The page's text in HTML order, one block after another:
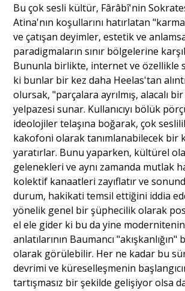
Bu çok sesli kültür, Fârâbî'nin
Atina'nın koşullarını hatırlatan
ve çatışan deyimler, estetik ve
paradigmaların sınır bölgelerine
Bununla birlikte, internet ve özellikle
ki bunlar bir kez daha Heelas'tan
olursak, "parçalara ayrılmış, alacalı
yelpazesi sunar. Kullanıcıyı bölük
ideolojiler telaşına boğarak, çok
kakofoni olarak tanımlanabilecek bir
yaratırlar. Bunu yaparken, kültürel
gelenekleri ve aynı zamanda mutlak
kolektif kanaatleri zayıflatır ve
durum, hakikati temsil ettiğini iddia
yönelik genel bir şüphecilik olarak
el ele gider ki bu da yine
anlatılarının Baumancı
olarak görülebilir. Her ne kadar bu
devrimi ve küreselleşmenin
tartışmasız bir şekilde gelişiyor olsa